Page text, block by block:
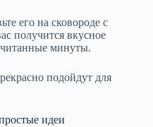
его на сковороде с
получится вкусное
минуты.
подойдут для
идеи